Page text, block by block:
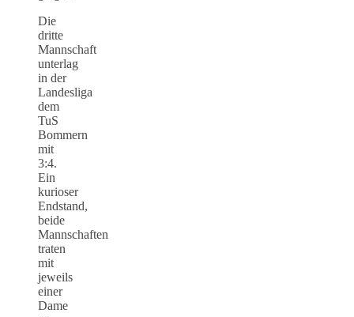
Die
dritte
Mannschaft
unterlag
in der
Landesliga
dem
TuS
Bommern
mit
3:4.
Ein
kurioser
Endstand,
beide
Mannschaften
traten
mit
jeweils
einer
Dame